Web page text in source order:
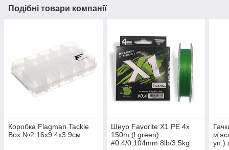
Подібні товари компанії
Коробка Flagman Tackle
Box №2 16x9.4x3.9см
Шнур Favorite X1 PE 4x
150m (l.green)
#0.4/0.104mm 8lb/3.5kg
уп.)